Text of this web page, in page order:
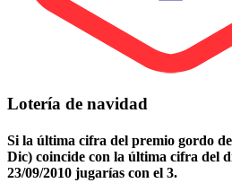
Lotería de navidad
Si la última cifra del premio gordo
Dic) coincide con la última cifra del
23/09/2010 jugarías con el 3.